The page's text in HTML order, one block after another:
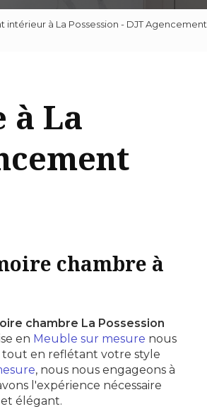
intérieur à La Possession - DJT Agencement
à La
chambre à
chambre La Possession
en Meuble sur mesure nous
tout en reflétant votre style
, nous nous engageons à
l'expérience nécessaire
élégant.